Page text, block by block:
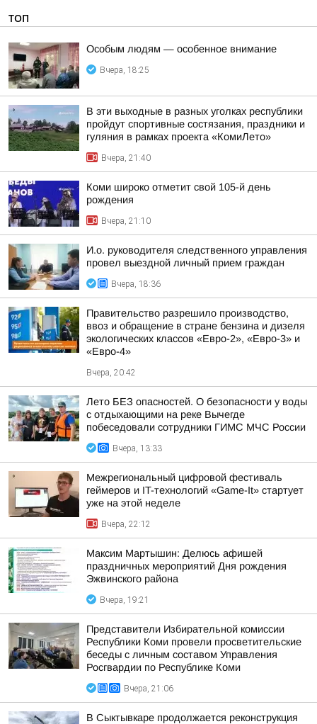
ТОП
Особым людям — особенное внимание
Вчера, 18:25
В эти выходные в разных уголках республики
пройдут спортивные состязания, праздники и
гуляния в рамках проекта «КомиЛето»
Вчера, 21:40
Коми широко отметит свой 105-й день
рождения
Вчера, 21:10
И.о. руководителя следственного управления
провел выездной личный прием граждан
Вчера, 18:36
Правительство разрешило производство,
ввоз и обращение в стране бензина и дизеля
экологических классов «Евро-2», «Евро-3» и
«Евро-4»
Вчера, 20:42
Лето БЕЗ опасностей. О безопасности у воды
с отдыхающими на реке Вычегде
побеседовали сотрудники ГИМС МЧС России
Вчера, 13:33
Межрегиональный цифровой фестиваль
геймеров и IT-технологий «Game-It» стартует
уже на этой неделе
Вчера, 22:12
Максим Мартышин: Делюсь афишей
праздничных мероприятий Дня рождения
Эжвинского района
Вчера, 19:21
Представители Избирательной комиссии
Республики Коми провели просветительские
беседы с личным составом Управления
Росгвардии по Республике Коми
Вчера, 21:06
В Сыктывкаре продолжается реконструкция